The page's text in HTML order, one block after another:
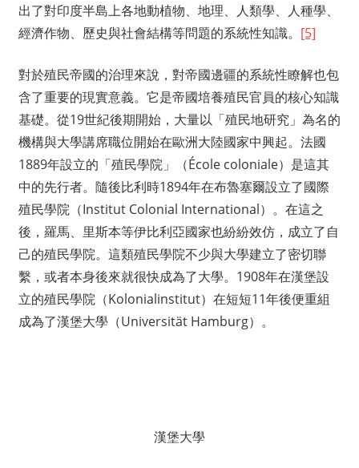
出了對印度半島上各地動植物、地理、人類學、人種學、
經濟作物、歷史與社會結構等問題的系統性知識。 [5]
對於殖民帝國的治理來說，對帝國邊疆的系統性瞭解也包
含了重要的現實意義。它是帝國培養殖民官員的核心知識
基礎。從19世紀後期開始，大量以「殖民地研究」為名的
機構與大學講席職位開始在歐洲大陸國家中興起。法國
1889年設立的「殖民學院」（École coloniale）是這其
中的先行者。隨後比利時1894年在布魯塞爾設立了國際
殖民學院（Institut Colonial International）。在這之
後，羅馬、里斯本等伊比利亞國家也紛紛效仿，成立了自
己的殖民學院。這類殖民學院不少與大學建立了密切聯
繫，或者本身後來就很快成為了大學。1908年在漢堡設
立的殖民學院（Kolonialinstitut）在短短11年後便重組
成為了漢堡大學（Universität Hamburg）。
漢堡大學